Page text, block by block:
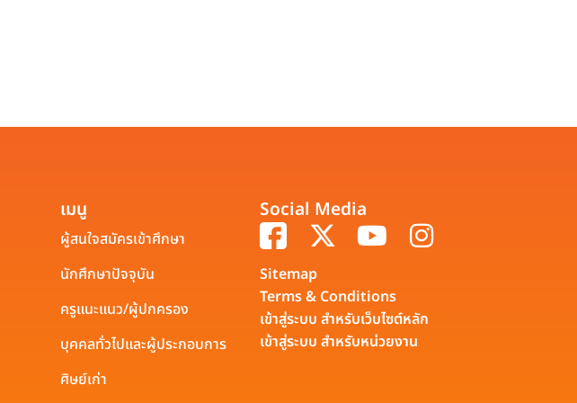
เมนู
ผู้สนใจสมัครเข้าศึกษา
นักศึกษาปัจจุบัน
ครูแนะแนว/ผู้ปกครอง
บุคคลทั่วไปและผู้ประกอบการ
ศิษย์เก่า
Social Media
Sitemap
Terms & Conditions
เข้าสู่ระบบ สำหรับเว็บไซต์หลัก
เข้าสู่ระบบ สำหรับหน่วยงาน